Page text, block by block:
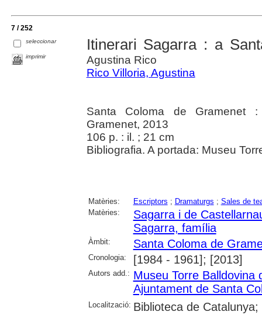
7 / 252
seleccionar
imprimir
Itinerari Sagarra : a
Agustina Rico
Rico Villoria, Agustina
Santa Coloma de Gramenet
Gramenet, 2013
106 p. : il. ; 21 cm
Bibliografia. A portada: Museu
Matèries: Escriptors ; Dramaturgs ; Sales de
Matèries:
Sagarra i de
Sagarra, família
Àmbit: Santa Coloma de
Cronologia: [1984 - 1961]; [2013]
Autors add.: Museu Torre Balldovina
Ajuntament de Santa
Localització: Biblioteca de